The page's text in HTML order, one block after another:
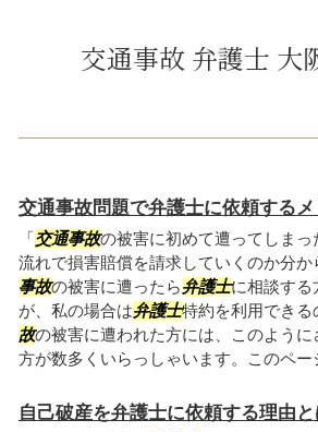
交通事故 弁護士 大
交通事故問題で弁護士に依頼するメ
「交通事故の被害に初めて遭ってしま
流れで損害賠償を請求していくのか分か
事故の被害に遭ったら弁護士に相談する
が、私の場合は弁護士特約を利用できる
故の被害に遭われた方には、このよう
方が数多くいらっしゃいます。このペー
自己破産を弁護士に依頼する理由と